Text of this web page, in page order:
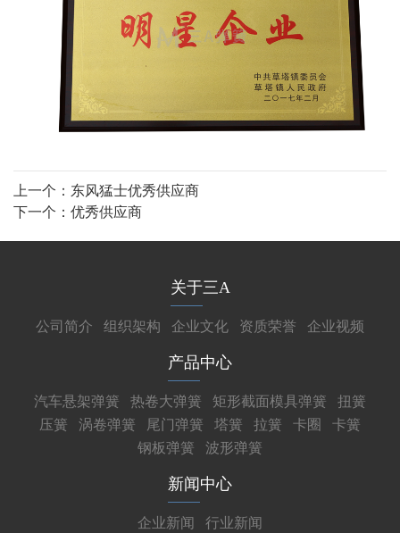
上一个： 东风猛士优秀供应商
下一个： 优秀供应商
关于三A
公司简介 组织架构 企业文化 资质荣誉 企业视频
产品中心
汽车悬架弹簧 热卷大弹簧 矩形截面模具弹簧
扭簧
压簧
涡卷弹簧 尾门弹簧 塔簧 拉簧 卡圈
卡簧
钢板弹簧
波形弹簧
新闻中心
企业新闻 行业新闻